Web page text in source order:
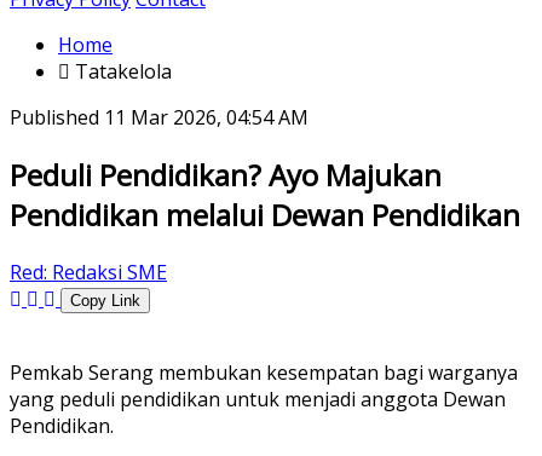
Home
Tatakelola
Published 11 Mar 2026, 04:54 AM
Peduli Pendidikan? Ayo Majukan
Pendidikan melalui Dewan Pendidikan
Red: Redaksi SME
Copy Link
Pemkab Serang membukan kesempatan bagi warganya
yang peduli pendidikan untuk menjadi anggota Dewan
Pendidikan.